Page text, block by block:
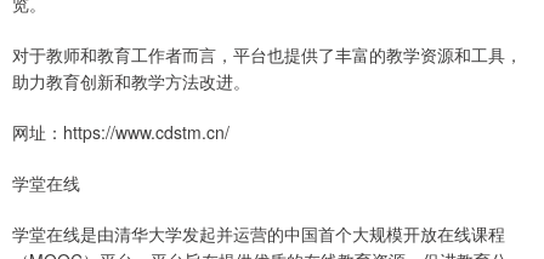
对于教师和教育工作者而言，平台也提供了丰富的教学资源和工具，
助力教育创新和教学方法改进。
网址：https://www.cdstm.cn/
学堂在线
学堂在线是由清华大学发起并运营的中国首个大规模开放在线课程